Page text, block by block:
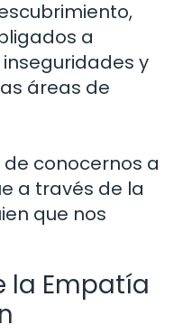
a
y
áreas de
conocernos a
a través de la
que nos
la Empatía